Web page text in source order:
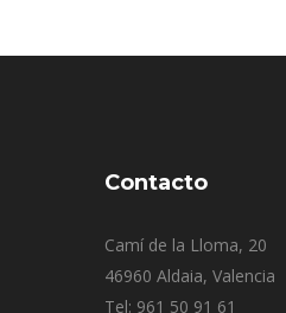
Contacto
Camí de la Lloma, 20
46960 Aldaia, Valencia
Tel: 961 50 91 61